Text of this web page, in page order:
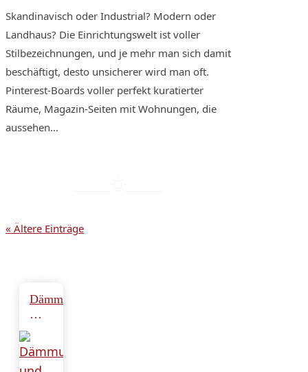
Skandinavisch oder Industrial? Modern oder
Landhaus? Die Einrichtungswelt ist voller
Stilbezeichnungen, und je mehr man sich damit
beschäftigt, desto unsicherer wird man oft.
Pinterest-Boards voller perfekt kuratierter
Räume, Magazin-Seiten mit Wohnungen, die
aussehen...
« Ältere Einträge
Dämm-
Mythen
Faktencheck:
Fünf